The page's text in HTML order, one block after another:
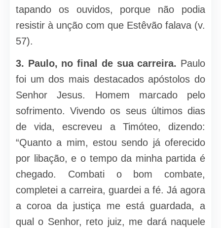
tapando os ouvidos, porque não podia
resistir à unção com que Estêvão falava (v.
57).
3. Paulo, no final de sua carreira. Paulo
foi um dos mais destacados apóstolos do
Senhor Jesus. Homem marcado pelo
sofrimento. Vivendo os seus últimos dias
de vida, escreveu a Timóteo, dizendo:
“Quanto a mim, estou sendo já oferecido
por libação, e o tempo da minha partida é
chegado. Combati o bom combate,
completei a carreira, guardei a fé. Já agora
a coroa da justiça me está guardada, a
qual o Senhor, reto juiz, me dará naquele